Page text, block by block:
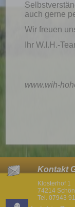
auch gerne
Wir freuen
Ihr W.I.H.-
www.wih-
Kontakt
Klosterhof 1
74214
Tel. 07943